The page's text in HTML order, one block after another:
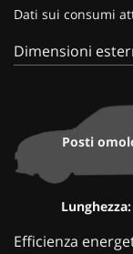
Dati sui consumi
Dimensioni
Posti
Efficienza